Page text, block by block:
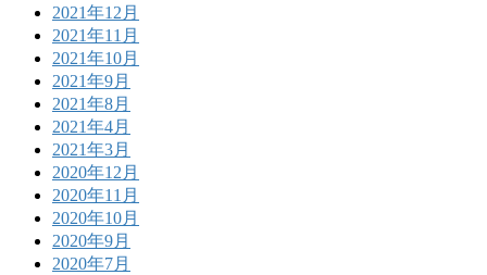
2021年12月
2021年11月
2021年10月
2021年9月
2021年8月
2021年4月
2021年3月
2020年12月
2020年11月
2020年10月
2020年9月
2020年7月